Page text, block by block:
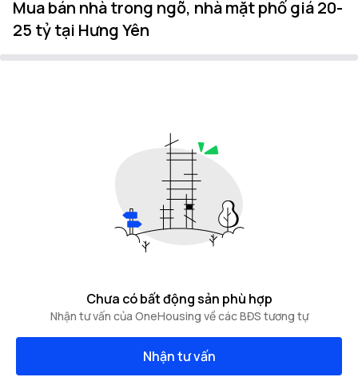
Mua bán nhà trong ngõ, nhà mặt phố giá 20-
25 tỷ tại Hưng Yên
Chưa có bất động sản phù hợp
Nhận tư vấn của OneHousing về các BĐS tương tự
Nhận tư vấn